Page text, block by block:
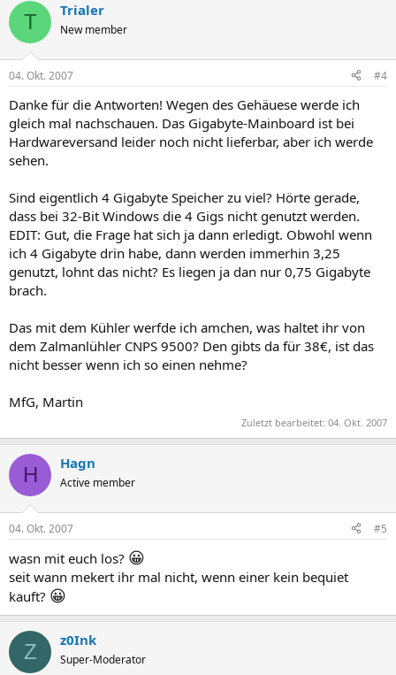
T Trialer
New member
04. Okt. 2007 #4
Danke für die Antworten! Wegen des Gehäuese werde ich
gleich mal nachschauen. Das Gigabyte-Mainboard ist bei
Hardwareversand leider noch nicht lieferbar, aber ich werde
sehen.
Sind eigentlich 4 Gigabyte Speicher zu viel? Hörte gerade,
dass bei 32-Bit Windows die 4 Gigs nicht genutzt werden.
EDIT: Gut, die Frage hat sich ja dann erledigt. Obwohl wenn
ich 4 Gigabyte drin habe, dann werden immerhin 3,25
genutzt, lohnt das nicht? Es liegen ja dan nur 0,75 Gigabyte
brach.
Das mit dem Kühler werfde ich amchen, was haltet ihr von
dem Zalmanlühler CNPS 9500? Den gibts da für 38€, ist das
nicht besser wenn ich so einen nehme?
MfG, Martin
Zuletzt bearbeitet: 04. Okt. 2007
H Hagn
Active member
04. Okt. 2007 #5
wasn mit euch los? 😀
seit wann mekert ihr mal nicht, wenn einer kein bequiet
kauft? 😀
Z z0Ink
Super-Moderator